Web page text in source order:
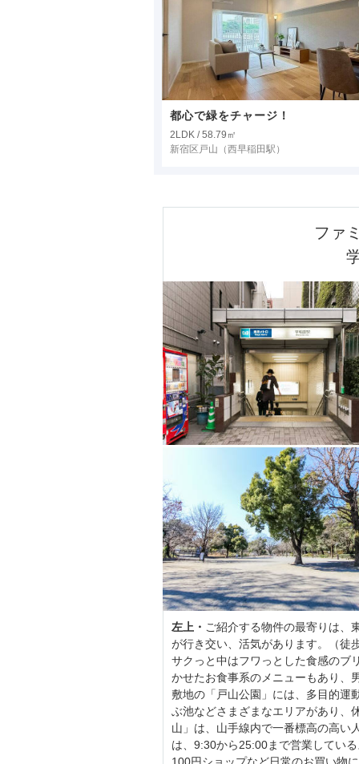
都心で緑をチャージ！
2LDK / 58.79㎡
新宿区戸山 （西早稲田駅）
ファ
左上・ ご紹介する物件の最寄りは、
が行き交い、活気があります。（徒
サクっと中はフワっとした食感のブ
かせたお食事系のメニューもあり、
敷地の「戸山公園」には、多目的運
ぶ池などさまざまなエリアがあり、
山」は、山手線内で一番標高の高い
は、9:30から25:00まで営業してい